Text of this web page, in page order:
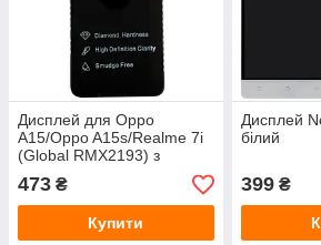
Дисплей для Oppo
A15/Oppo A15s/Realme 7i
(Global RMX2193) з
тачскріном Black
473 ₴
Купити
Дисплей
білий
399₴